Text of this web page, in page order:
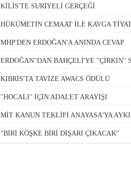
KİLİS'TE SURİYELİ GERÇEĞİ
HÜKÜMETİN CEMAAT İLE KAVGA
MHP'DEN ERDOĞAN'A ANINDA CEVAP
ERDOĞAN''DAN BAHÇELİ'YE ''ÇİRKİN''
KIBRIS'TA TAVİZE AWACS ÖDÜLÜ
''HOCALI'' İÇİN ADALET ARAYIŞI
MİT KANUN TEKLİFİ ANAYASA'YA
"BİRİ KÖŞKE BİRİ DIŞARI ÇIKACAK"